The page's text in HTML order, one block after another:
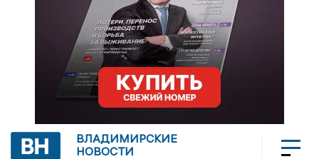
ВЛАДИМИРСКИЕ
НОВОСТИ